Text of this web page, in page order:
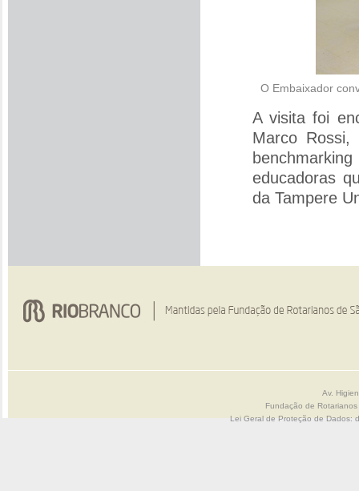
O Embaixador
A visita foi
Marco
educadoras
da Tampere
Av.
Fundação de
Lei Geral de Proteção de Dados: